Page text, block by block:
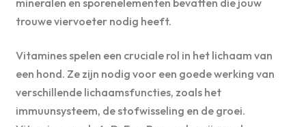
mineralen en sporenelementen bevatten die jouw
trouwe viervoeter nodig heeft.
Vitamines spelen een cruciale rol in het lichaam van
een hond. Ze zijn nodig voor een goede werking van
verschillende lichaamsfuncties, zoals het
immuunsysteem, de stofwisseling en de groei.